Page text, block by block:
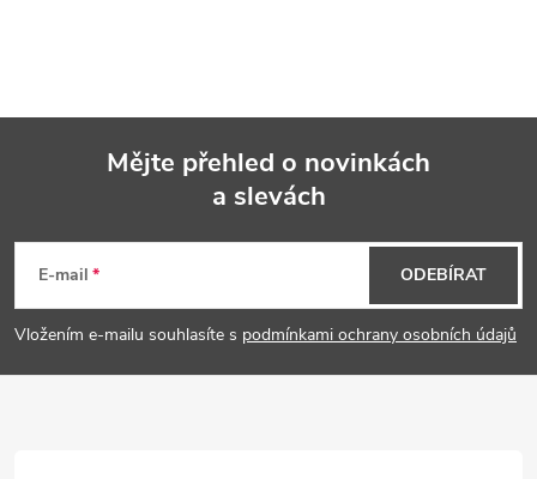
p
a
Mějte přehled o novinkách
a slevách
E-mail
Vložením e-mailu souhlasíte s podmínkami ochrany osobních údajů
ODEBÍRAT